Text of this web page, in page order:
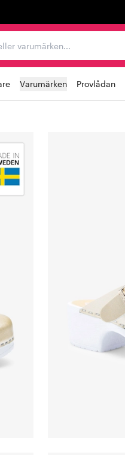
eller varumärken...
Varumärken Provlådan